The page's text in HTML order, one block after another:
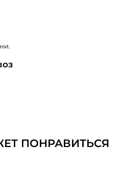
ПОНРАВИТЬСЯ